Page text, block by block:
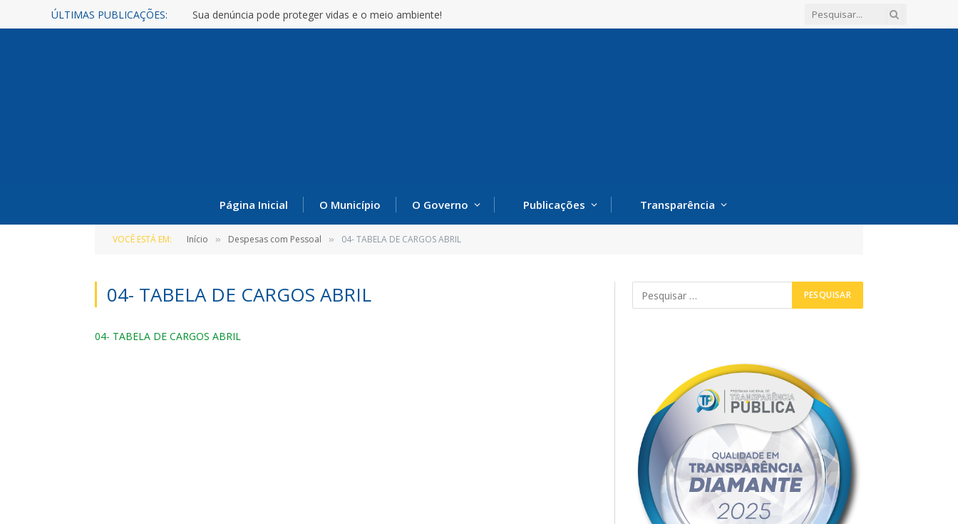
ÚLTIMAS PUBLICAÇÕES: Sua denúncia pode proteger vidas e o meio ambiente!
Página Inicial O Município O Governo Publicações Transparência
VOCÊ ESTÁ EM: Início » Despesas com Pessoal » 04- TABELA DE CARGOS ABRIL
04- TABELA DE CARGOS ABRIL
04- TABELA DE CARGOS ABRIL